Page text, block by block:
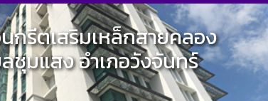
กรีตเสริมเหล็กสายคลอง
ชุมแสง อำเภอวังจันทร์